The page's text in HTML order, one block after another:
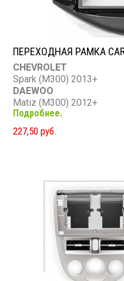
ПЕРЕХОДНАЯ РАМКА
CHEVROLET
Spark (M300) 2013+
DAEWOO
Matiz (M300) 2012+
HOLDEN
Barina Spark (MJ) 2012+
Подробнее.
227,50 руб.